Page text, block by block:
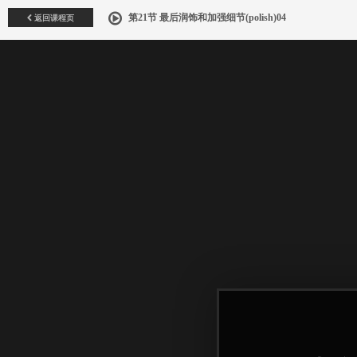
返回课程页 第21节 最后润饰和加强细节(polish)04